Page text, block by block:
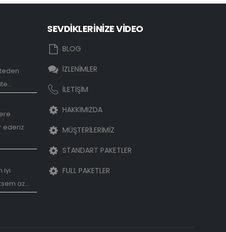
Sevgilime video hazırlamak
istiyorum
Mart 22, 2018
ederiz
iyi
az...
SEVDİKLERİNİZE VİDEO
BLOG
İZLENİMLER
İLETİŞİM
HAKKIMIZDA
MÜŞTERİLERİMİZ
STANDART PAKETLER
FULL PAKETLER